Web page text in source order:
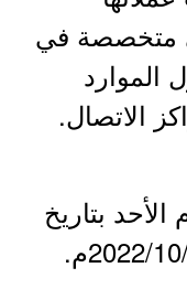
متخصصة في
الموارد
الاتصال.
الأحد بتاريخ